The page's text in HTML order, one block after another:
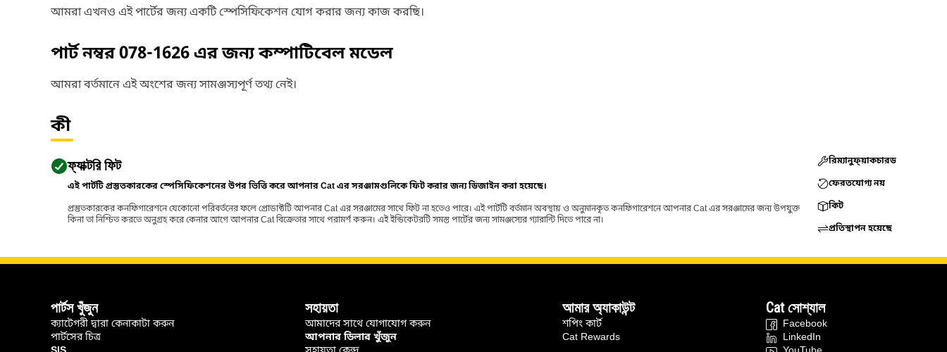
আমরা এখনও এই পার্টের জন্য একটি স্পেসিফিকেশন যোগ করার জন্য কাজ করছি।
পার্ট নম্বর078-1626এর জন্য কম্পাটিবেল মডেল
আমরা বর্তমানে এই অংশের জন্য সামঞ্জস্যপূর্ণ তথ্য নেই।
কী
ফ্যাক্টরি ফিট
এই পার্টটি প্রস্তুতকারকের স্পেসিফিকেশনের উপর ভিত্তি করে আপনার Cat এর সরঞ্জামগুলিকে ফিট করার জন্য ডিজাইন করা হয়েছে।
প্রস্তুতকারকের কনফিগারেশনে যেকোনো পরিবর্তনের ফলে প্রোডাক্টটি আপনার Cat এর সরঞ্জামের সাথে ফিট না হতেও পারে। এই পার্টটি বর্তমান অবস্থায় ও অনুমানকৃত কনফিগারেশনে আপনার Cat এর সরঞ্জামের জন্য উপযুক্ত
কিনা তা নিশ্চিত করতে অনুগ্রহ করে কেনার আগে আপনার Cat বিক্রেতার সাথে পরামর্শ করুন। এই ইন্ডিকেটরটি সমস্ত পার্টের জন্য সামঞ্জস্যের গ্যারান্টি দিতে পারে না।
রিম্যানুফ্য়াকচারড
ফেরতযোগ্য নয়
কিট
প্রতিস্থাপন হয়েছে
পার্টস খুঁজুন
ক্যাটেগরী দ্বারা কেনাকাটা করুন
পার্টসের চিত্র
সহায়তা
আমাদের সাথে যোগাযোগ করুন
আপনার ডিলার খুঁজুন
আমার অ্যাকাউন্ট
শপিং কার্ট
Cat Rewards
Cat সোশ্যাল
Facebook
LinkedIn